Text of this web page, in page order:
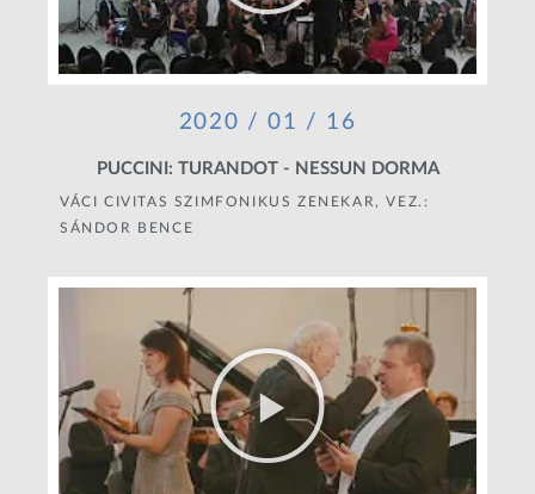
2020 / 01 / 16
PUCCINI: TURANDOT - NESSUN DORMA
VÁCI CIVITAS SZIMFONIKUS ZENEKAR, VEZ.:
SÁNDOR BENCE